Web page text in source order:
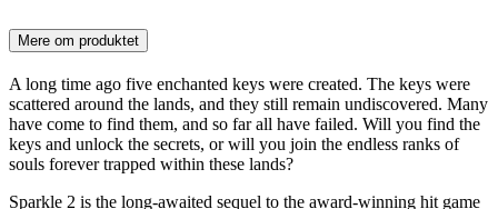
Mere om produktet
A long time ago five enchanted keys were created. The keys were
scattered around the lands, and they still remain undiscovered. Many
have come to find them, and so far all have failed. Will you find the
keys and unlock the secrets, or will you join the endless ranks of
souls forever trapped within these lands?
Sparkle 2 is the long-awaited sequel to the award-winning hit game